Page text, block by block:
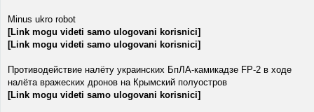
Minus ukro robot
[Link mogu videti samo ulogovani korisnici]
[Link mogu videti samo ulogovani korisnici]
Противодействие налёту украинских БпЛА-камикадзе FP-2 в ходе
налёта вражеских дронов на Крымский полуостров
[Link mogu videti samo ulogovani korisnici]